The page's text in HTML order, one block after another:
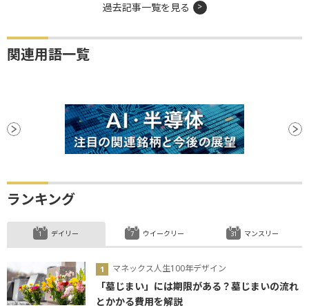
過去記事一覧を見る
関連用語一覧
ランキング
デイリー
マネックス人生100年デザイン
「墓じまい」には期限がある？墓じまいの流れ
とかかる費用を解説
ウイークリー マンスリー